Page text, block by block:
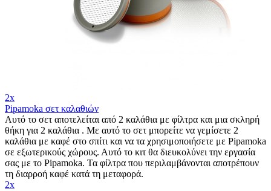
2x
Pipamoka σετ καλαθιών
Αυτό το σετ αποτελείται από 2 καλάθια με φίλτρα και μια σκληρή
θήκη για 2 καλάθια . Με αυτό το σετ μπορείτε να γεμίσετε 2
καλάθια με καφέ στο σπίτι και να τα χρησιμοποιήσετε με Pipamoka
σε εξωτερικούς χώρους. Αυτό το κιτ θα διευκολύνει την εργασία
σας με το Pipamoka. Τα φίλτρα που περιλαμβάνονται αποτρέπουν
τη διαρροή καφέ κατά τη μεταφορά.
2x